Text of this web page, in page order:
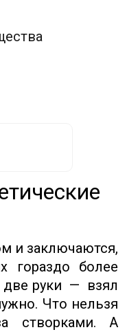
и заключаются,
гораздо более
две руки — взял
Что нельзя
створками. А